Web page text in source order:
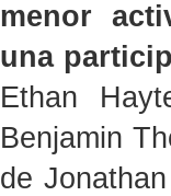
menor
una
Ethan
Benjamin
de